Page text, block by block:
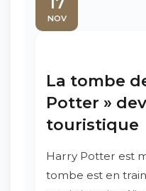
NOV
La tombe
Potter »
touristique
Harry Potter est
tombe est en